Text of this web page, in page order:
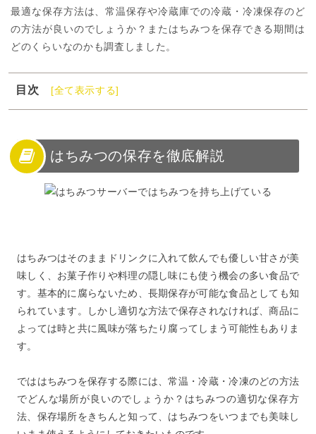
最適な保存方法は、常温保存や冷蔵庫での冷蔵・冷凍保存のど
の方法が良いのでしょうか？またはちみつを保存できる期間は
どのくらいなのかも調査しました。
目次
[全て表示する]
1
はちみつの保存を徹底解説
3
はちみつを保存したらいつまで食べられる？
4
はちみつの保存容器
はちみつは保存がきく！その理由は？
8
はちみつの保存方法まとめ
はちみつの保存を徹底解説
はちみつはそのままドリンクに入れて飲んでも優しい甘さが美
味しく、お菓子作りや料理の隠し味にも使う機会の多い食品で
す。基本的に腐らないため、長期保存が可能な食品としても知
られています。しかし適切な方法で保存されなければ、商品に
よっては時と共に風味が落ちたり腐ってしまう可能性もありま
す。
でははちみつを保存する際には、常温・冷蔵・冷凍のどの方法
でどんな場所が良いのでしょうか？はちみつの適切な保存方
法、保存場所をきちんと知って、はちみつをいつまでも美味し